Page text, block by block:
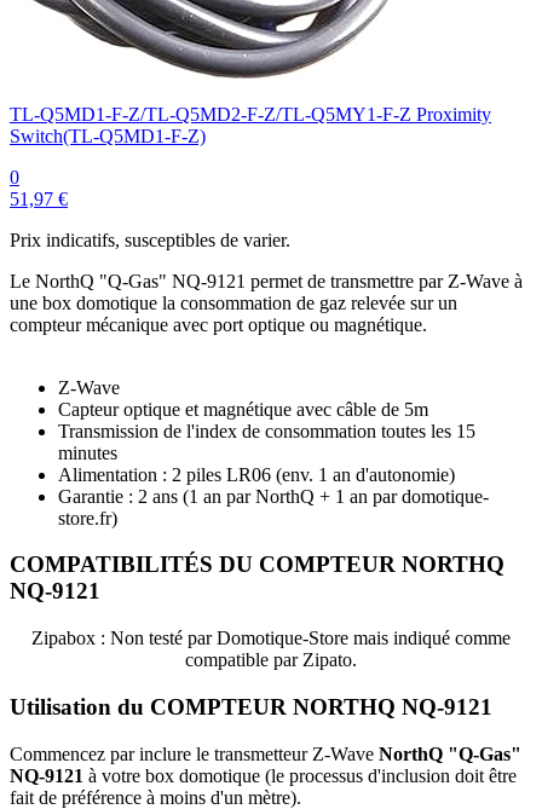
TL-Q5MD1-F-Z/TL-Q5MD2-F-Z/TL-Q5MY1-F-Z Proximity
Switch(TL-Q5MD1-F-Z)
0
51,97 €
Prix indicatifs, susceptibles de varier.
Le NorthQ "Q-Gas" NQ-9121 permet de transmettre par Z-Wave à
une box domotique la consommation de gaz relevée sur un
compteur mécanique avec port optique ou magnétique.
Z-Wave
Capteur optique et magnétique avec câble de 5m
Transmission de l'index de consommation toutes les 15
minutes
Alimentation : 2 piles LR06 (env. 1 an d'autonomie)
Garantie : 2 ans (1 an par NorthQ + 1 an par domotique-
store.fr)
COMPATIBILITÉS DU COMPTEUR NORTHQ
NQ-9121
Zipabox : Non testé par Domotique-Store mais indiqué comme
compatible par Zipato.
Utilisation du COMPTEUR NORTHQ NQ-9121
Commencez par inclure le transmetteur Z-Wave NorthQ "Q-Gas"
NQ-9121 à votre box domotique (le processus d'inclusion doit être
fait de préférence à moins d'un mètre).